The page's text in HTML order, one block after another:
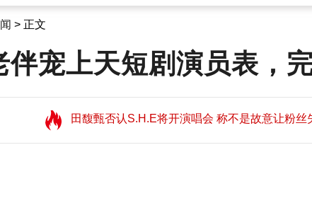
> 正文
伴宠上天短剧演员表，
田馥甄否认S.H.E将开演唱会 称不是故意让粉丝
望11:08
田馥甄否认S.H.E将开演唱会 称不是故意让粉丝